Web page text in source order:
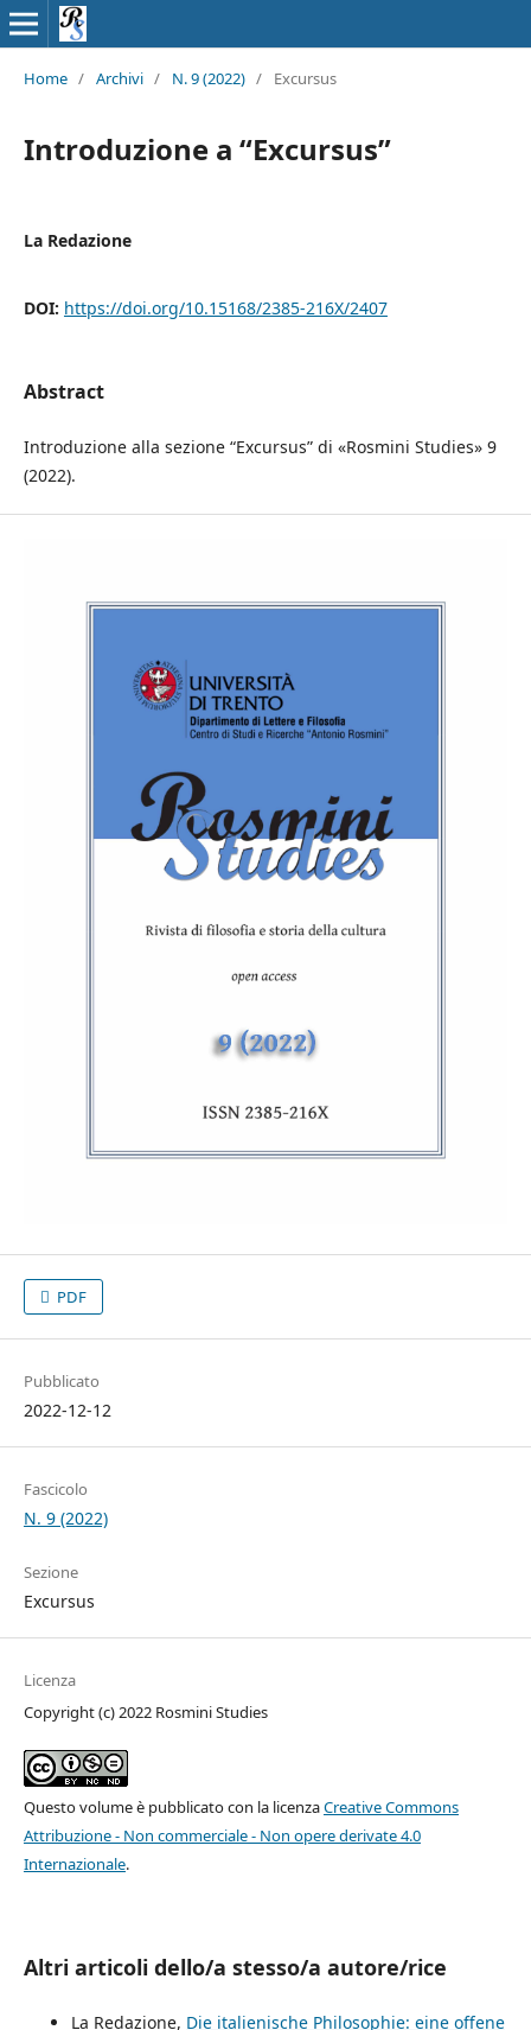
Home / Archivi / N. 9 (2022) / Excursus
Introduzione a “Excursus”
La Redazione
DOI: https://doi.org/10.15168/2385-216X/2407
Abstract
Introduzione alla sezione “Excursus” di «Rosmini Studies» 9
(2022).
PDF
Pubblicato
2022-12-12
Fascicolo
N. 9 (2022)
Sezione
Excursus
Licenza
Copyright (c) 2022 Rosmini Studies
Questo volume è pubblicato con la licenzaCreative Commons
Attribuzione - Non commerciale - Non opere derivate 4.0
Internazionale.
Altri articoli dello/a stesso/a autore/rice
La Redazione, Die italienische Philosophie: eine offene